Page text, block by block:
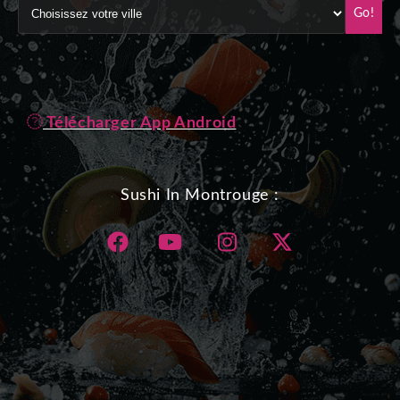
Go!
Télécharger App Android
Sushi In Montrouge :